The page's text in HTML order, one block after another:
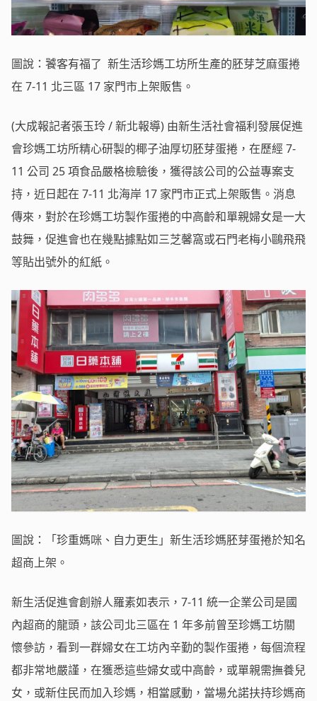
圖說：饕客有福了 新生活珍媽工坊所生產的胚芽芝麻蛋捲
在 7-11 北三區 17 家門市上架販售。
(大成報記者張玉玲 / 新北報導) 由新生活社會福利發展促進
會珍媽工坊所精心研製的椰子油厚切胚芽蛋捲，在歷經 7-
11 公司 25 項食品嚴格檢驗後，獲得該公司的公益專案支
持，近日起在 7-11 北海岸 17 家門市正式上架販售。消息
傳來，對於在珍媽工坊製作蛋捲的中高齡和單親婦女是一大
鼓舞，促進會也在幾點據點如三芝馨窩或石門老梅小鷗飛飛
等貼出號外的紅紙。
圖說：「珍重媽咪、自力更生」新生活珍媽胚芽蛋捲於知名
超商上架。
新生活促進會創辦人羅素如表示，7-11 統一企業公司是國
內超商的龍頭，該公司北三區在 1 年多前曾至珍媽工坊關
懷參訪，看到一群婦女在工坊內辛勤的製作蛋捲，每個流程
都非常地嚴謹，在獲悉這些婦女或中高齡，或單親需撫養兒
女，或新住民而加入珍媽，相當感動，當場允諾扶持珍媽商